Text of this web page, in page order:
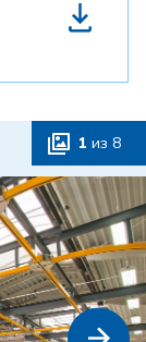
1 из 8